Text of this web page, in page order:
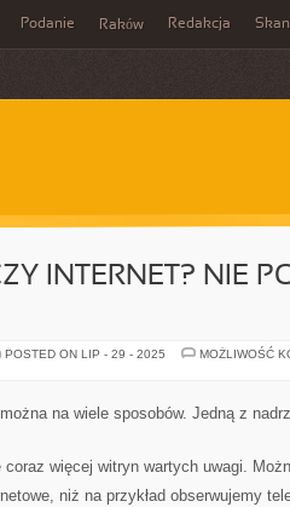
Podanie Raków Redakcja
INTERNET? NIE
POSTED ON LIP - 29 - 2025
MOŻLIWOŚĆ
na wiele sposobów. Jedną z
więcej witryn wartych uwagi.
niż na przykład obserwujemy